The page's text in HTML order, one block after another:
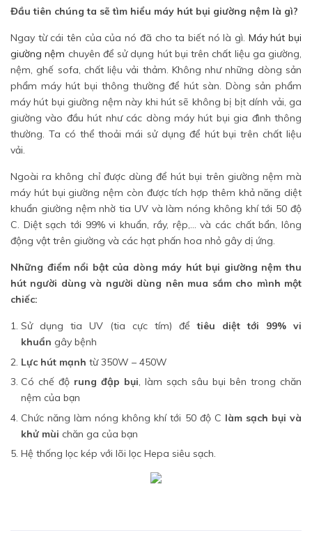
Đầu tiên chúng ta sẽ tìm hiểu máy hút bụi giường nệm là gì?
Ngay từ cái tên của của nó đã cho ta biết nó là gì. Máy hút bụi
giường nệm chuyên để sử dụng hút bụi trên chất liệu ga giường,
nệm, ghế sofa, chất liệu vải thảm. Không như những dòng sản
phẩm máy hút bụi thông thường để hút sàn. Dòng sản phẩm
máy hút bụi giường nệm này khi hút sẽ không bị bịt dính vải, ga
giường vào đầu hút như các dòng máy hút bụi gia đình thông
thường. Ta có thể thoải mái sử dụng để hút bụi trên chất liệu
vải.
Ngoài ra không chỉ được dùng để hút bụi trên giường nệm mà
máy hút bụi giường nệm còn được tích hợp thêm khả năng diệt
khuẩn giường nệm nhờ tia UV và làm nóng không khí tới 50 độ
C. Diệt sạch tới 99% vi khuẩn, rầy, rệp,… và các chất bẩn, lông
động vật trên giường và các hạt phấn hoa nhỏ gây dị ứng.
Những điểm nổi bật của dòng máy hút bụi giường nệm thu
hút người dùng và người dùng nên mua sắm cho mình một
chiếc:
Sử dụng tia UV (tia cực tím) đểtiêu diệt tới 99% vi
khuẩn gây bệnh
Lực hút mạnh từ 350W – 450W
Có chế độ rung đập bụi, làm sạch sâu bụi bên trong chăn
nệm của bạn
Chức năng làm nóng không khí tới 50 độ C làm sạch bụi và
khử mùi chăn ga của bạn
Hệ thống lọc kép với lõi lọc Hepa siêu sạch.